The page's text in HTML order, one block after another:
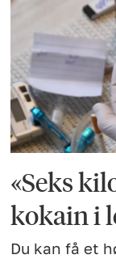
«Seks
kokain i
Du kan få et